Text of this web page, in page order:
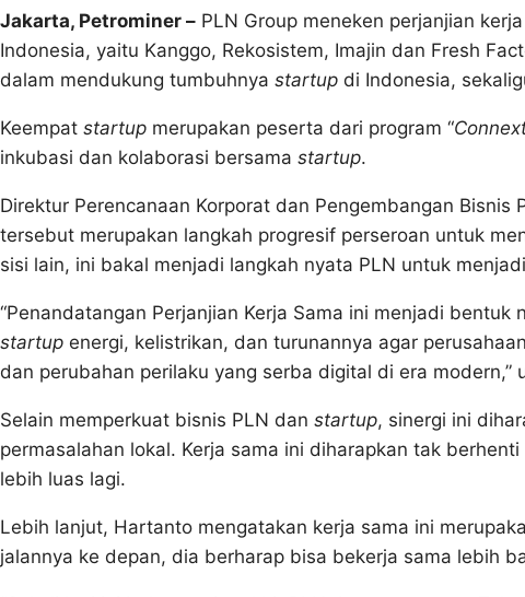
Jakarta, Petrominer – PLN Group meneken perjanjian
Indonesia, yaitu Kanggo, Rekosistem, Imajin dan Fresh
dalam mendukung tumbuhnya startup di Indonesia,
Keempat startup merupakan peserta dari program “
inkubasi dan kolaborasi bersama startup.
Direktur Perencanaan Korporat dan Pengembangan
tersebut merupakan langkah progresif perseroan untuk
sisi lain, ini bakal menjadi langkah nyata PLN untuk
“Penandatangan Perjanjian Kerja Sama ini menjadi
startup energi, kelistrikan, dan turunannya agar
dan perubahan perilaku yang serba digital di era modern,”
Selain memperkuat bisnis PLN dan startup, sinergi ini
permasalahan lokal. Kerja sama ini diharapkan tak
lebih luas lagi.
Lebih lanjut, Hartanto mengatakan kerja sama ini
jalannya ke depan, dia berharap bisa bekerja sama lebih